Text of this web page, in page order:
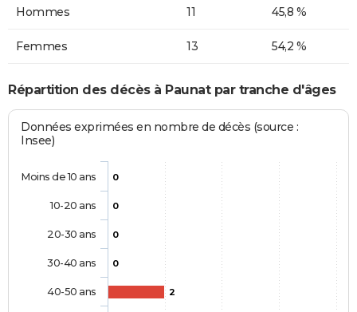
Hommes 11 45,8 %
Femmes 13 54,2 %
Répartition des décès à Paunat par tranche d'âges
Données exprimées en nombre de décès (source :
Insee)
0
0
0
0
2
Moins de 10 ans
10-20 ans
20-30 ans
30-40 ans
40-50 ans